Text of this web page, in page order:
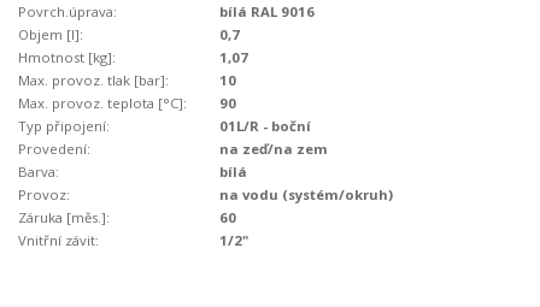
Povrch.úprava:
bílá RAL 9016
Objem [l]:
0,7
Hmotnost [kg]:
1,07
Max. provoz. tlak [bar]:
10
Max. provoz. teplota [°C]:
90
Typ připojení:
01L/R - boční
Provedení:
na zeď/na zem
Barva:
bílá
Provoz:
na vodu (systém/okruh)
Záruka [měs.]:
60
Vnitřní závit:
1/2"